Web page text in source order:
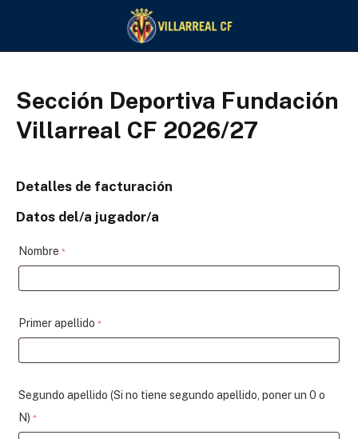
Sección Deportiva Fundación
Villarreal CF 2026/27
Detalles de facturación
Datos del/a jugador/a
Nombre *
Primer apellido *
Segundo apellido (Si no tiene segundo apellido, poner un 0 o
N) *